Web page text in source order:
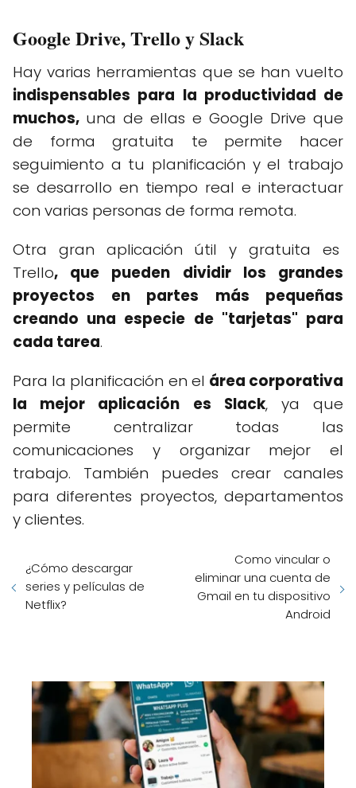
Google Drive, Trello y Slack
Hay varias herramientas que se han vuelto
indispensables para la productividad de
muchos, una de ellas e Google Drive que
de forma gratuita te permite hacer
seguimiento a tu planificación y el trabajo
se desarrollo en tiempo real e interactuar
con varias personas de forma remota.
Otra gran aplicación útil y gratuita es
Trello, que pueden dividir los grandes
proyectos en partes más pequeñas
creando una especie de "tarjetas" para
cada tarea.
Para la planificación en el área corporativa
la mejor aplicación es Slack, ya que
permite centralizar todas las
comunicaciones y organizar mejor el
trabajo. También puedes crear canales
para diferentes proyectos, departamentos
y clientes.
¿Cómo descargar
series y películas de
Netflix?
Como vincular o
eliminar una cuenta de
Gmail en tu dispositivo
Android